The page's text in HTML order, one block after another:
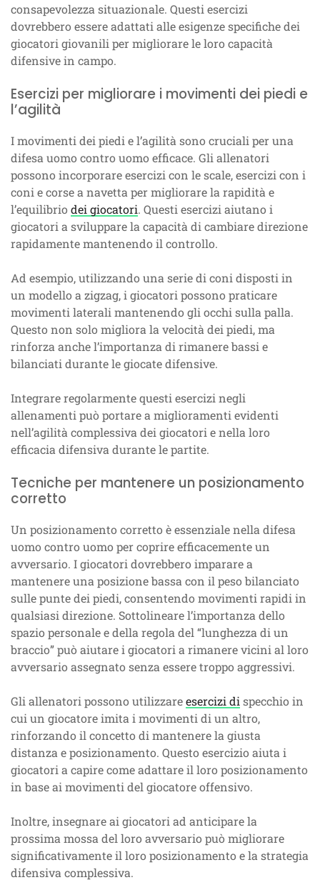
consapevolezza situazionale. Questi esercizi
dovrebbero essere adattati alle esigenze specifiche dei
giocatori giovanili per migliorare le loro capacità
difensive in campo.
Esercizi per migliorare i movimenti dei piedi e
l’agilità
I movimenti dei piedi e l’agilità sono cruciali per una
difesa uomo contro uomo efficace. Gli allenatori
possono incorporare esercizi con le scale, esercizi con i
coni e corse a navetta per migliorare la rapidità e
l’equilibrio dei giocatori. Questi esercizi aiutano i
giocatori a sviluppare la capacità di cambiare direzione
rapidamente mantenendo il controllo.
Ad esempio, utilizzando una serie di coni disposti in
un modello a zigzag, i giocatori possono praticare
movimenti laterali mantenendo gli occhi sulla palla.
Questo non solo migliora la velocità dei piedi, ma
rinforza anche l’importanza di rimanere bassi e
bilanciati durante le giocate difensive.
Integrare regolarmente questi esercizi negli
allenamenti può portare a miglioramenti evidenti
nell’agilità complessiva dei giocatori e nella loro
efficacia difensiva durante le partite.
Tecniche per mantenere un posizionamento
corretto
Un posizionamento corretto è essenziale nella difesa
uomo contro uomo per coprire efficacemente un
avversario. I giocatori dovrebbero imparare a
mantenere una posizione bassa con il peso bilanciato
sulle punte dei piedi, consentendo movimenti rapidi in
qualsiasi direzione. Sottolineare l’importanza dello
spazio personale e della regola del “lunghezza di un
braccio” può aiutare i giocatori a rimanere vicini al loro
avversario assegnato senza essere troppo aggressivi.
Gli allenatori possono utilizzareesercizi di specchio in
cui un giocatore imita i movimenti di un altro,
rinforzando il concetto di mantenere la giusta
distanza e posizionamento. Questo esercizio aiuta i
giocatori a capire come adattare il loro posizionamento
in base ai movimenti del giocatore offensivo.
Inoltre, insegnare ai giocatori ad anticipare la
prossima mossa del loro avversario può migliorare
significativamente il loro posizionamento e la strategia
difensiva complessiva.